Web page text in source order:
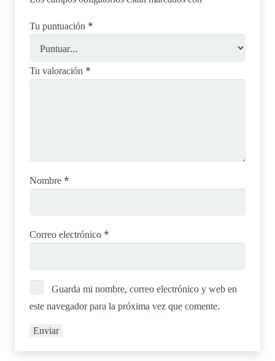
Tu puntuación*
Tu valoración*
Nombre*
Correo electrónico*
Guarda mi nombre, correo electrónico y web en
este navegador para la próxima vez que comente.